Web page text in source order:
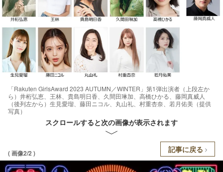
「Rakuten GirlsAward 2023 AUTUMN／WINTER」第1弾出演者（上段左か
ら）井桁弘恵、王林、貴島明日香、久間田琳加、高橋ひかる、藤岡真威人
（後列左から）生見愛瑠、藤田ニコル、丸山礼、村重杏奈、若月佑美（提供
写真）
スクロールすると次の画像が表示されます
( 画像2/2 ) 記事に戻る